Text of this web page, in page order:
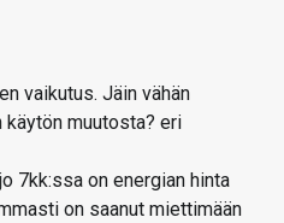
vaikutus. Jäin vähän
käytön muutosta? eri
7kk:ssa on energian hinta
on saanut miettimään